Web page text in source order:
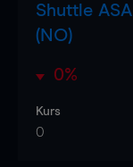
Shuttle ASA
(NO)
0%
Kurs
0